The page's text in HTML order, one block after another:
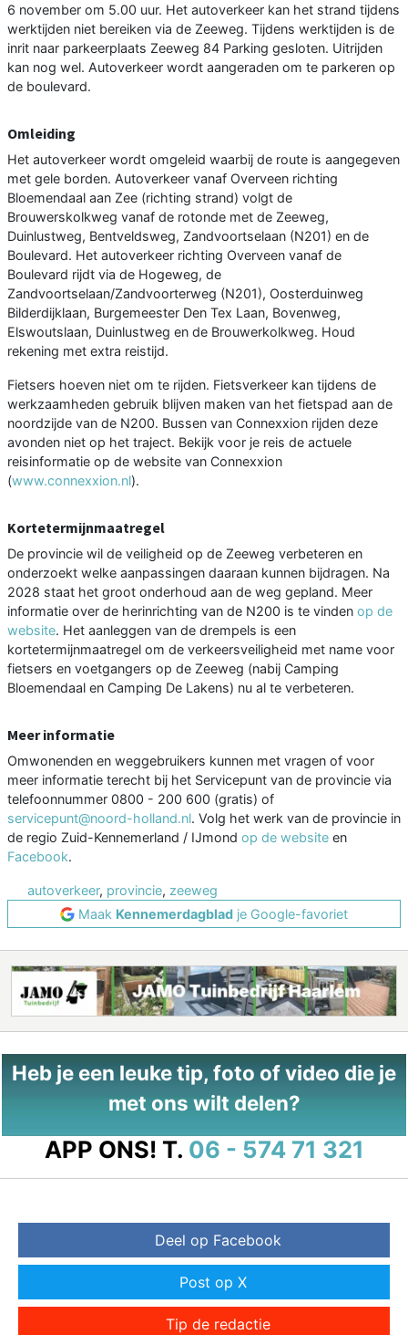
6 november om 5.00 uur. Het autoverkeer kan het strand tijdens
werktijden niet bereiken via de Zeeweg. Tijdens werktijden is de
inrit naar parkeerplaats Zeeweg 84 Parking gesloten. Uitrijden
kan nog wel. Autoverkeer wordt aangeraden om te parkeren op
de boulevard.
Omleiding
Het autoverkeer wordt omgeleid waarbij de route is aangegeven
met gele borden. Autoverkeer vanaf Overveen richting
Bloemendaal aan Zee (richting strand) volgt de
Brouwerskolkweg vanaf de rotonde met de Zeeweg,
Duinlustweg, Bentveldsweg, Zandvoortselaan (N201) en de
Boulevard. Het autoverkeer richting Overveen vanaf de
Boulevard rijdt via de Hogeweg, de
Zandvoortselaan/Zandvoorterweg (N201), Oosterduinweg
Bilderdijklaan, Burgemeester Den Tex Laan, Bovenweg,
Elswoutslaan, Duinlustweg en de Brouwerkolkweg. Houd
rekening met extra reistijd.
Fietsers hoeven niet om te rijden. Fietsverkeer kan tijdens de
werkzaamheden gebruik blijven maken van het fietspad aan de
noordzijde van de N200. Bussen van Connexxion rijden deze
avonden niet op het traject. Bekijk voor je reis de actuele
reisinformatie op de website van Connexxion
(www.connexxion.nl).
Kortetermijnmaatregel
De provincie wil de veiligheid op de Zeeweg verbeteren en
onderzoekt welke aanpassingen daaraan kunnen bijdragen. Na
2028 staat het groot onderhoud aan de weg gepland. Meer
informatie over de herinrichting van de N200 is te vinden op de
website. Het aanleggen van de drempels is een
kortetermijnmaatregel om de verkeersveiligheid met name voor
fietsers en voetgangers op de Zeeweg (nabij Camping
Bloemendaal en Camping De Lakens) nu al te verbeteren.
Meer informatie
Omwonenden en weggebruikers kunnen met vragen of voor
meer informatie terecht bij het Servicepunt van de provincie via
telefoonnummer 0800 - 200 600 (gratis) of
servicepunt@noord-holland.nl. Volg het werk van de provincie in
de regio Zuid-Kennemerland / IJmond op de website en
Facebook.
autoverkeer, provincie, zeeweg
Maak Kennemerdagblad je Google-favoriet
Heb je een leuke tip, foto of video die je
met ons wilt delen?
APP ONS! T. 06 - 574 71 321
Deel op Facebook
Post op X
Tip de redactie